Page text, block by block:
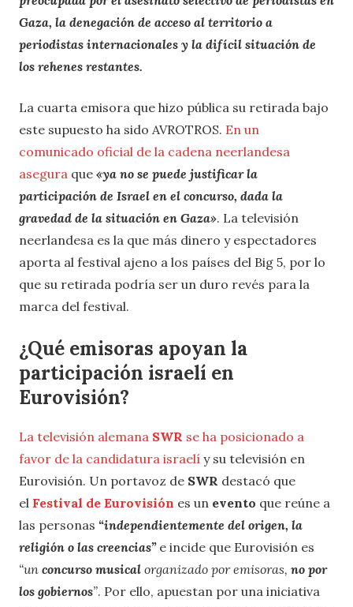
Gaza, la denegación de acceso al territorio a
periodistas internacionales y la difícil situación de
los rehenes restantes.
La cuarta emisora que hizo pública su retirada bajo
este supuesto ha sido AVROTROS. En un
comunicado oficial de la cadena neerlandesa
asegura que «ya no se puede justificar la
participación de Israel en el concurso, dada la
gravedad de la situación en Gaza». La televisión
neerlandesa es la que más dinero y espectadores
aporta al festival ajeno a los países del Big 5, por lo
que su retirada podría ser un duro revés para la
marca del festival.
¿Qué emisoras apoyan la
participación israelí en
Eurovisión?
La televisión alemana SWR se ha posicionado a
favor de la candidatura israelí y su televisión en
Eurovisión. Un portavoz de SWR destacó que
el Festival de Eurovisión es un evento que reúne a
las personas “independientemente del origen, la
religión o las creencias”e incide que Eurovisión es
“un concurso musical organizado por emisoras, no por
los gobiernos”. Por ello, apuestan por una iniciativa